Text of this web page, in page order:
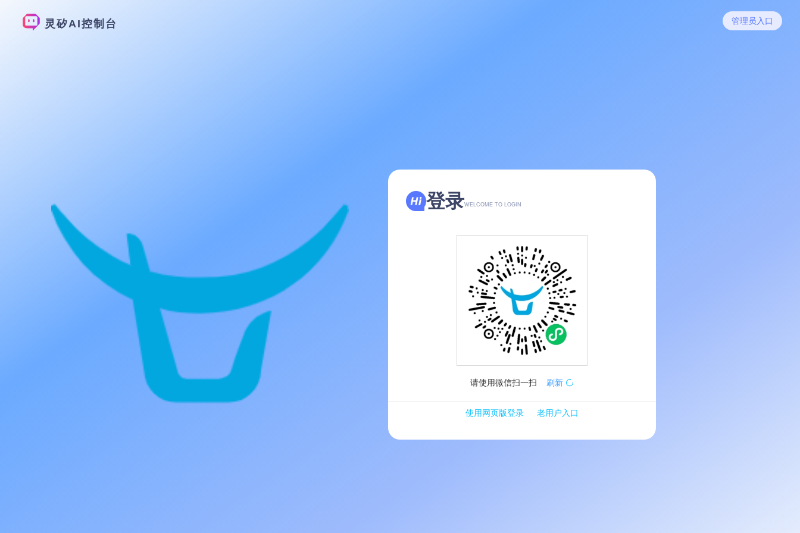
灵矽AI控制台 管理员入口
返回
登录WELCOME TO LOGIN
请使用微信扫一扫 刷新
使用网页版登录 老用户入口